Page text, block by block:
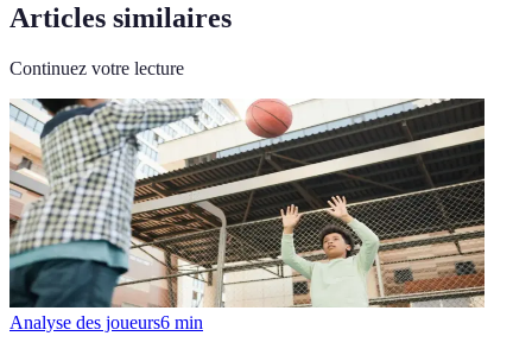
Articles similaires
Continuez votre lecture
Analyse des joueurs6 min